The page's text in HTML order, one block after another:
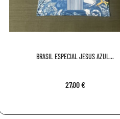
BRASIL ESPECIAL JESUS AZUL...
27,00 €